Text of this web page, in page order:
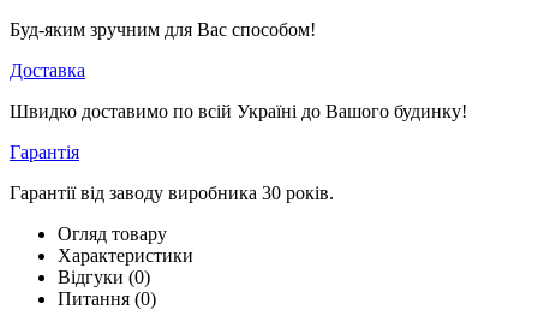
Буд-яким зручним для Вас способом!
Доставка
Швидко доставимо по всій Україні до Вашого будинку!
Гарантія
Гарантії від заводу виробника 30 років.
Огляд товару
Характеристики
Відгуки (0)
Питання (0)